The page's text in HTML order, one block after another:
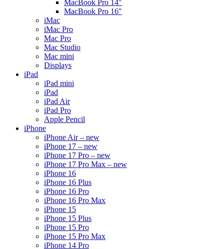
MacBook Pro 14″
MacBook Pro 16″
iMac
iMac Pro
Mac Pro
Mac Studio
Mac mini
Displays
iPad
iPad mini
iPad
iPad Air
iPad Pro
Apple Pencil
iPhone
iPhone Air – new
iPhone 17 – new
iPhone 17 Pro – new
iPhone 17 Pro Max – new
iPhone 16
iPhone 16 Plus
iPhone 16 Pro
iPhone 16 Pro Max
iPhone 15
iPhone 15 Plus
iPhone 15 Pro
iPhone 15 Pro Max
iPhone 14 Pro